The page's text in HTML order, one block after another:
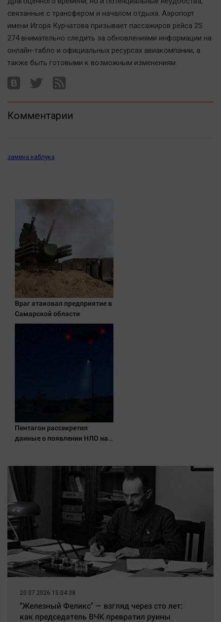
Блогеркуль
Вирус чтения
Вкусное
Гороскоп
Дети
Персона
Последняя инстанция
Светская жизнь
Тенденции
Точка на карте
связанные с трансфером и началом отдыха. Аэропорт
имени Игоря Курчатова призывает пассажиров рейса 2S
274 внимательно следить за обновлениями информации на
онлайн-табло и официальных ресурсах авиакомпании, а
также быть готовыми к возможным изменениям.
Комментарии
замена каблука
Враг атаковал предприятие в
Самарской области
Пентагон рассекретил
данные о появлении НЛО на
20.07.2026 15:04:38
"Железный Феликс" — взгляд через сто лет:
как председатель ВЧК превратил руины